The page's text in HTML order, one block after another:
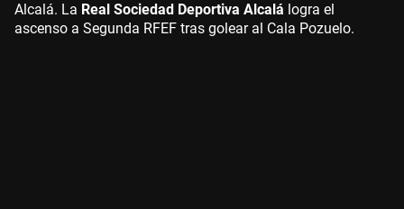
Alcalá. La Real Sociedad Deportiva Alcalá logra el
ascenso a Segunda RFEF tras golear al Cala Pozuelo.